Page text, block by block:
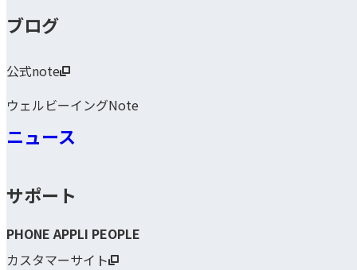
ブログ
公式note
ウェルビーイングNote
ニュース
サポート
PHONE APPLI PEOPLE
カスタマーサイト